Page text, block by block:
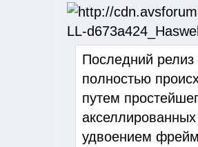
Последний
полностью
путем
удвоением